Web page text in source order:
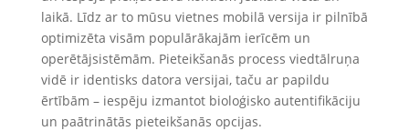
laikā. Līdz ar to mūsu vietnes mobilā versija ir pilnībā
optimizēta visām populārākajām ierīcēm un
operētājsistēmām. Pieteikšanās process viedtālruņa
vidē ir identisks datora versijai, taču ar papildu
ērtībām – iespēju izmantot bioloģisko autentifikāciju
un paātrinātās pieteikšanās opcijas.